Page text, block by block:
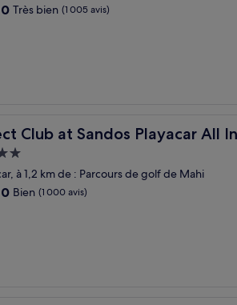
Très bien (1 005 avis)
Club at Sandos Playacar All
Club at Sandos Playacar All Inclusive -
à 1,2 km de : Parcours de golf de Mahi
Bien (1 000 avis)